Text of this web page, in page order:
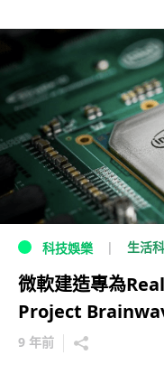
科技娛樂 生活
微軟建造專為
Project
9 年前